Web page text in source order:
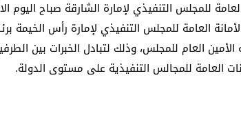
للمجلس التنفيذي لإمارة الشارقة صباح
العامة للمجلس التنفيذي لإمارة رأس الخيمة
العام للمجلس، وذلك لتبادل الخبرات بين
العامة للمجالس التنفيذية على مستوى الدولة.